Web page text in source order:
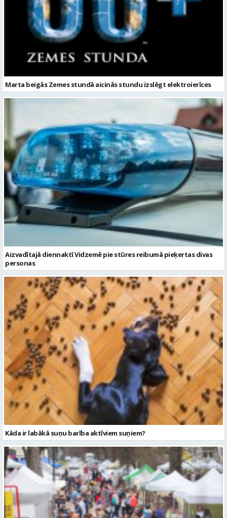
Marta beigās Zemes stundā aicinās stundu izslēgt elektroierīces
Aizvadītajā diennaktī Vidzemē pie stūres reibumā pieķertas divas
personas
Kāda ir labākā suņu barība aktīviem suņiem?